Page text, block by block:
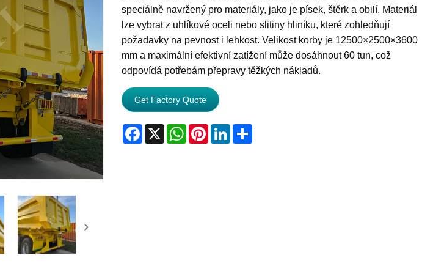
speciálně navržený pro materiály, jako je písek, štěrk a obilí. Materiál
lze vybrat z uhlíkové oceli nebo slitiny hliníku, které zohledňují
požadavky na pevnost i lehkost. Velikost korby je 12500×2500×3600
mm a maximální efektivní zatížení může dosáhnout 60 tun, což
odpovídá potřebám přepravy těžkých nákladů.
Get Factory Quote
Facebook
X WhatsApp
PinterestLinkedInShare